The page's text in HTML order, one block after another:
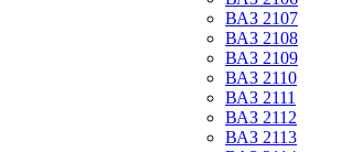
ВАЗ 2107
ВАЗ 2108
ВАЗ 2109
ВАЗ 2110
ВАЗ 2111
ВАЗ 2112
ВАЗ 2113